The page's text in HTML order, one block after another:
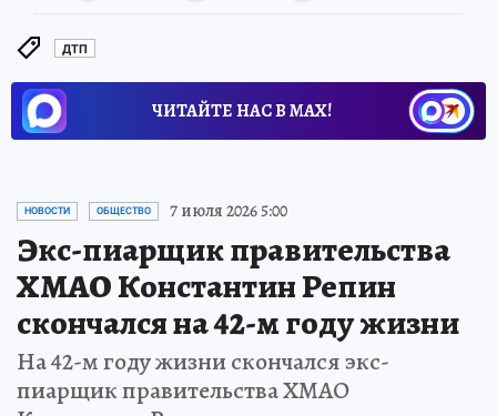
ДТП
ЧИТАЙТЕ НАС В МАХ!
НОВОСТИ ОБЩЕСТВО 7 июля 2026 5:00
Экс-пиарщик правительства
ХМАО Константин Репин
скончался на 42-м году жизни
На 42-м году жизни скончался экс-
пиарщик правительства ХМАО